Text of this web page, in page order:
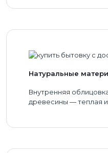
Натуральные
Внутренняя
древесины — теплая